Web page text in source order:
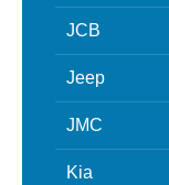
JCB
Jeep
JMC
Kia